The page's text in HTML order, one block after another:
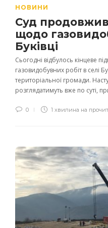
НОВИНИ
Суд
щодо
Буківці
Сьогодні відбулось кінцеве
газовидобувних робіт в селі
територіальної громади.
розглядатимуть вже по суті,
0 1 хвилина на